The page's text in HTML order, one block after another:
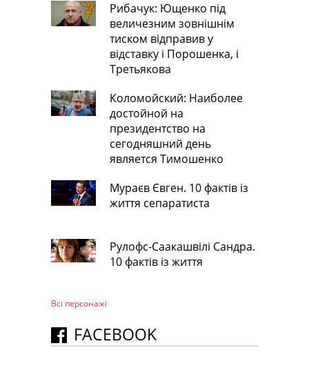
Рибачук: Ющенко під
величезним зовнішнім
тиском відправив у
відставку і Порошенка, і
Третьякова
Коломойский: Наиболее
достойной на
президентство на
сегодняшний день
является Тимошенко
Мураєв Євген. 10 фактів із
життя сепаратиста
Рулофс-Саакашвілі Сандра.
10 фактів із життя
Всі персонажi
FACEBOOK